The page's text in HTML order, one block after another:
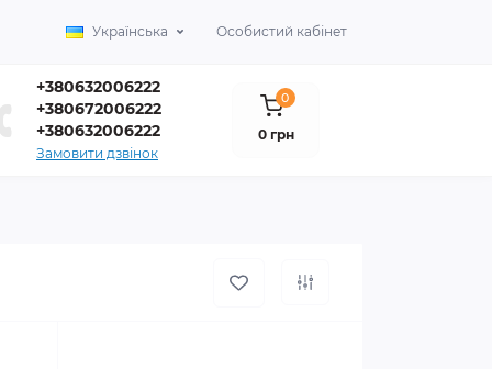
Українська Особистий кабінет
+380632006222
+380672006222
+380632006222
Замовити дзвінок
0
0 грн